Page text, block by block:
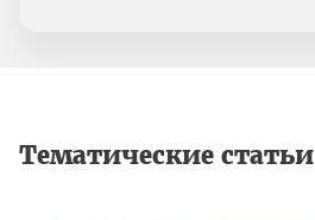
Тематические статьи